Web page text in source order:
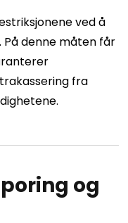
ved å
denne måten får
fra
og